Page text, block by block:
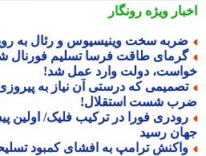
ویژهرونگار
سخت وینیسیوس و رئال به
طاقت فرسا تسلیم فورنال شد؛/
دولت وارد عمل شد!
که درستی آن نیاز به پیروزی
شست استقلال!
فورا در ترکیب فلیک/ اولین
رسید
ترامپ به افشای کمبود